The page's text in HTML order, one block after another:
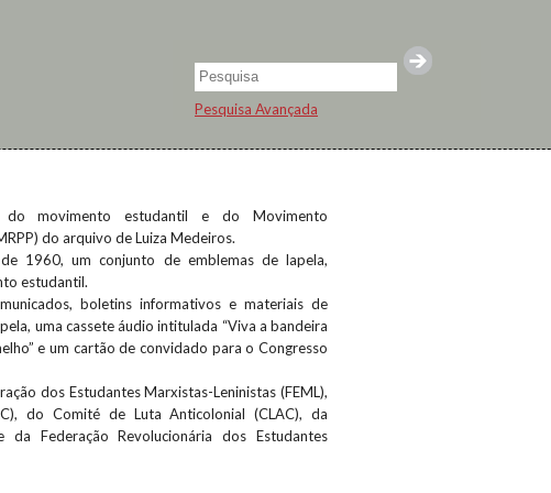
Pesquisa Avançada
do movimento estudantil e do Movimento
do arquivo de Luiza Medeiros.
1960, um conjunto de emblemas de lapela,
estudantil.
boletins informativos e materiais de
uma cassete áudio intitulada “Viva a bandeira
e um cartão de convidado para o Congresso
dos Estudantes Marxistas-Leninistas (FEML),
do Comité de Luta Anticolonial (CLAC), da
da Federação Revolucionária dos Estudantes